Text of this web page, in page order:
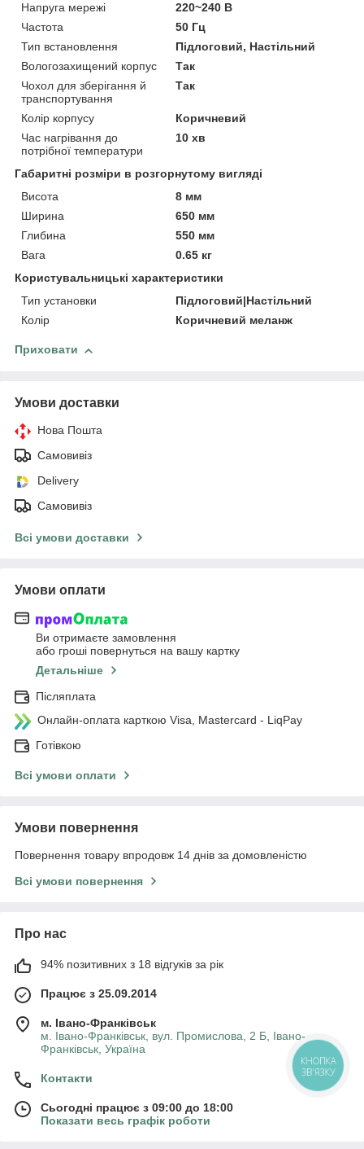
Напруга мережі
220~240 В
Частота
50 Гц
Тип встановлення
Підлоговий, Настільний
Вологозахищений корпус
Так
Чохол для зберігання й
транспортування
Так
Колір корпусу
Коричневий
Час нагрівання до
потрібної температури
10 хв
Габаритні розміри в розгорнутому вигляді
Висота
8 мм
Ширина
650 мм
Глибина
550 мм
Вага
0.65 кг
Користувальницькі характеристики
Тип установки
Підлоговий|Настільний
Колір
Коричневий меланж
Приховати
Умови доставки
Нова Пошта
Самовивіз
Delivery
Самовивіз
Всі умови доставки
Умови оплати
Ви отримаєте замовлення
або гроші повернуться на вашу картку
Детальніше
Післяплата
Онлайн-оплата карткою Visa, Mastercard - LiqPay
Готівкою
Всі умови оплати
Умови повернення
Повернення товару впродовж 14 днів за домовленістю
Всі умови повернення
Про нас
94% позитивних з 18 відгуків за рік
Працює з 25.09.2014
м. Івано-Франківськ
м. Івано-Франківськ, вул. Промислова, 2 Б, Івано-
Франківськ, Україна
Контакти
Сьогодні працює з 09:00 до 18:00
Показати весь графік роботи
КНОПКА
ЗВ'ЯЗКУ